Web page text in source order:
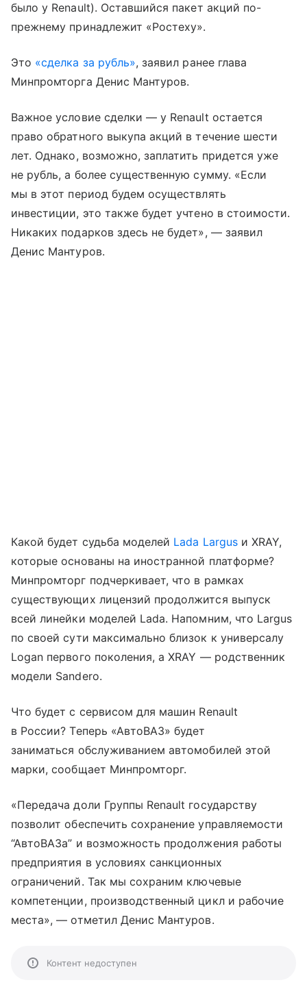
было у Renault). Оставшийся пакет акций по-
прежнему принадлежит «Ростеху».
Это «сделка за рубль», заявил ранее глава
Минпромторга Денис Мантуров.
Важное условие сделки — у Renault остается
право обратного выкупа акций в течение шести
лет. Однако, возможно, заплатить придется уже
не рубль, а более существенную сумму. «Если
мы в этот период будем осуществлять
инвестиции, это также будет учтено в стоимости.
Никаких подарков здесь не будет», — заявил
Денис Мантуров.
Какой будет судьба моделей Lada Largusи XRAY,
которые основаны на иностранной платформе?
Минпромторг подчеркивает, что в рамках
существующих лицензий продолжится выпуск
всей линейки моделей Lada. Напомним, что Largus
по своей сути максимально близок к универсалу
Logan первого поколения, а XRAY — родственник
модели Sandero.
Что будет с сервисом для машин Renault
в России? Теперь «АвтоВАЗ» будет
заниматься обслуживанием автомобилей этой
марки, сообщает Минпромторг.
«Передача доли Группы Renault государству
позволит обеспечить сохранение управляемости
“АвтоВАЗа” и возможность продолжения работы
предприятия в условиях санкционных
ограничений. Так мы сохраним ключевые
компетенции, производственный цикл и рабочие
места», — отметил Денис Мантуров.
Контент недоступен